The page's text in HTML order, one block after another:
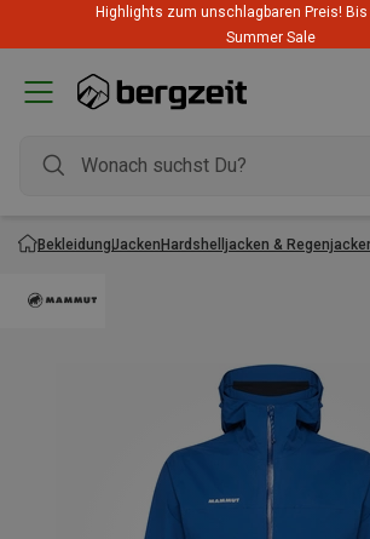
Highlights zum unschlagbaren Preis! Bis
Summer Sale
BekleidungJackenHardshelljacken &